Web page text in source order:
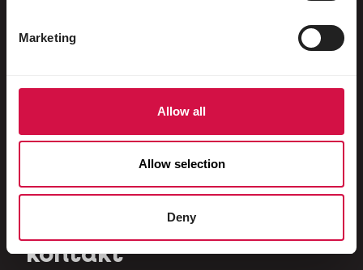
Marketing
Allow all
Allow selection
Deny
Roslinożercy
kontakt